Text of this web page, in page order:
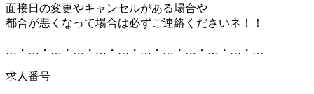
面接日の変更やキャンセルがある場合や
都合が悪くなって場合は必ずご連絡くださいネ！！
…・…・…・…・…・…・…・…・…・…・…・…
求人番号